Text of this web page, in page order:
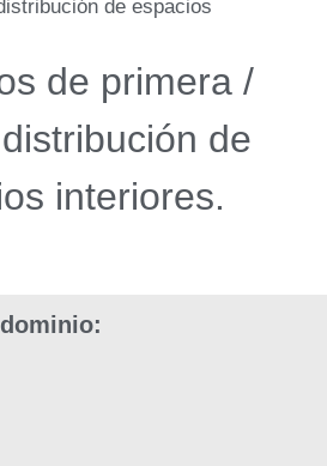
de espacios
de primera /
de
interiores.